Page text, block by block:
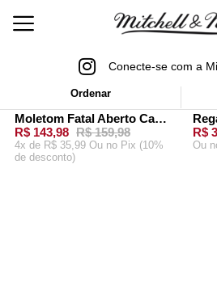
Conecte-se com a
Ordenar
MitchellAndNess Fatal
-10%Moletom Fatal Aberto Canguru com Capuz Preto
R$ 143,98 R$ 159,98
4x de R$ 35,99 Ou no Pix (10%
de desconto)
R$
Ou